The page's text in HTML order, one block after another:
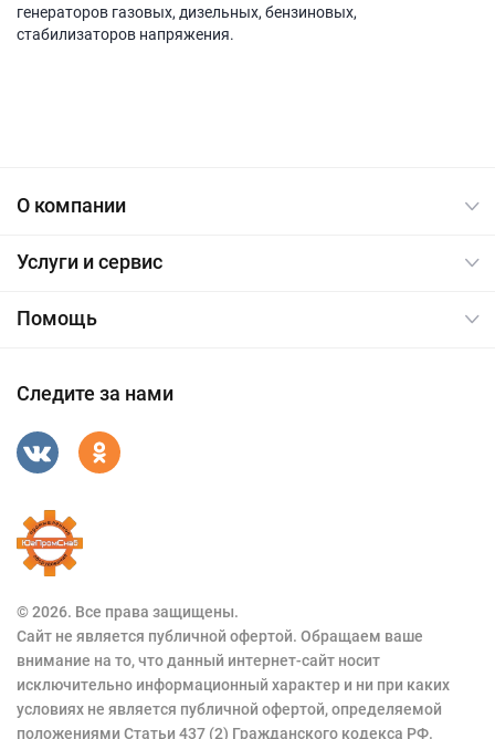
генераторов газовых, дизельных, бензиновых,
стабилизаторов напряжения.
О компании
Услуги и сервис
Помощь
Следите за нами
© 2026. Все права защищены.
Сайт не является публичной офертой. Обращаем ваше
внимание на то, что данный интернет-сайт носит
исключительно информационный характер и ни при каких
условиях не является публичной офертой, определяемой
положениями Статьи 437 (2) Гражданского кодекса РФ.